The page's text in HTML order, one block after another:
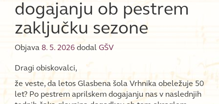
dogajanju ob pestrem
zaključku sezone
Objava 8. 5. 2026 dodal GŠV
Dragi obiskovalci,
že veste, da letos Glasbena šola Vrhnika obeležuje 50
let? Po pestrem aprilskem dogajanju nas v naslednjih